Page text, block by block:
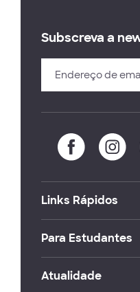
Subscreva a
Links Rápidos
Para Estudantes
Atualidade